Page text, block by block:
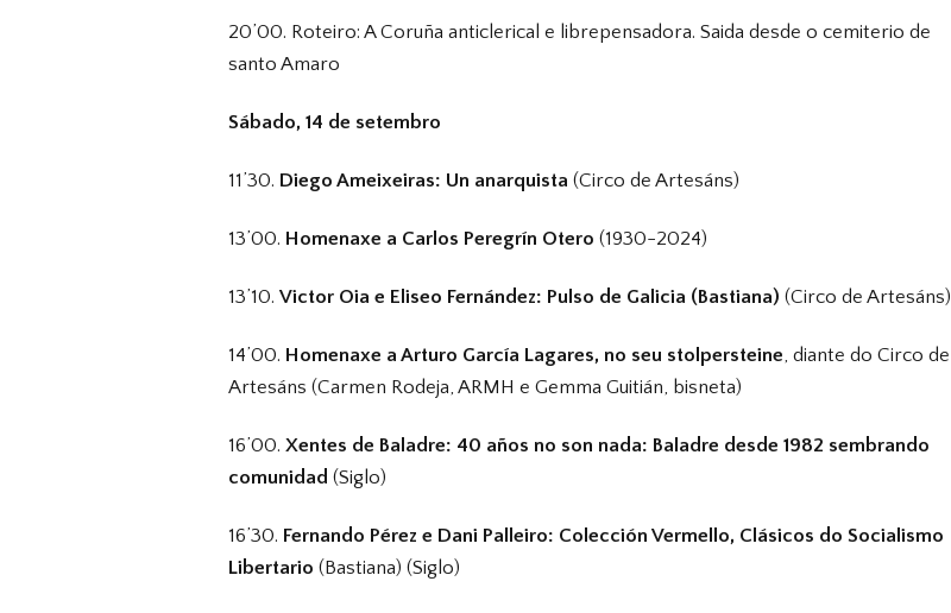
20’00. Roteiro: A Coruña anticlerical e librepensadora. Saida desde o cemiterio de
santo Amaro
Sábado, 14 de setembro
11’30. Diego Ameixeiras: Un anarquista (Circo de Artesáns)
13’00. Homenaxe a Carlos Peregrín Otero (1930-2024)
13’10. Victor Oia e Eliseo Fernández: Pulso de Galicia (Bastiana) (Circo de Artesáns)
14’00. Homenaxe a Arturo García Lagares, no seu stolpersteine , diante do Circo de
Artesáns (Carmen Rodeja, ARMH e Gemma Guitián, bisneta)
16’00. Xentes de Baladre: 40 años no son nada: Baladre desde 1982 sembrando
comunidad (Siglo)
16’30. Fernando Pérez e Dani Palleiro: Colección Vermello, Clásicos do Socialismo
Libertario (Bastiana) (Siglo)